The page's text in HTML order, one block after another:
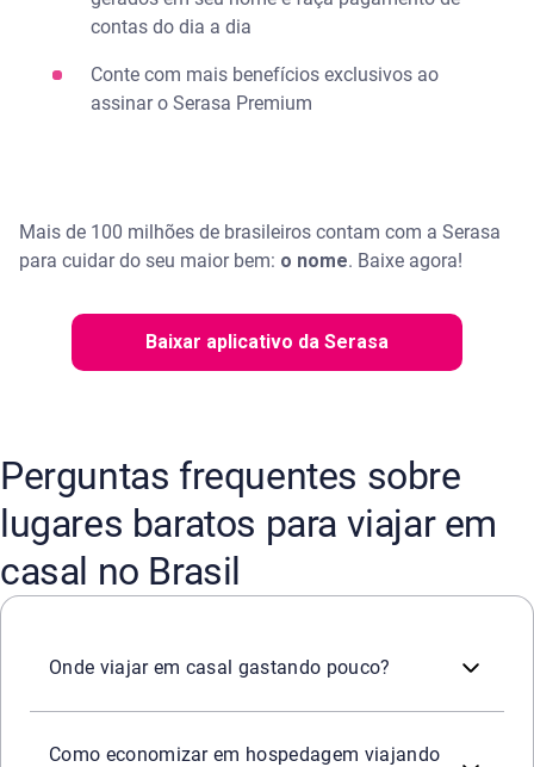
contas do dia a dia
Conte com mais benefícios exclusivos ao
assinar o Serasa Premium
Mais de 100 milhões de brasileiros contam com a Serasa
para cuidar do seu maior bem: o nome. ​Baixe agora!
Baixar aplicativo da Serasa
Perguntas frequentes sobre
lugares baratos para viajar em
casal no Brasil
Onde viajar em casal gastando pouco?
Como economizar em hospedagem viajando